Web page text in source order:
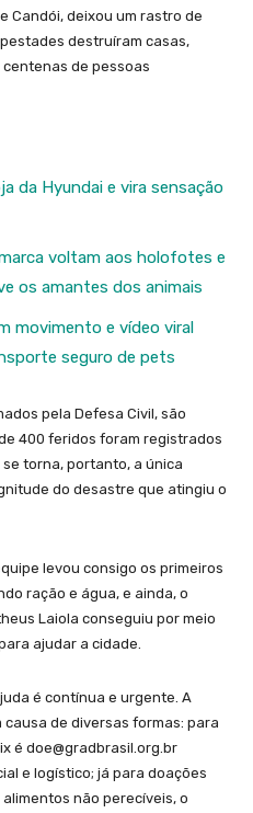
Candói, deixou um rastro de
destruíram casas,
de pessoas
da Hyundai e vira sensação
voltam aos holofotes e
os amantes dos animais
movimento e vídeo viral
seguro de pets
pela Defesa Civil, são
400 feridos foram registrados
torna, portanto, a única
do desastre que atingiu o
levou consigo os primeiros
ração e água, e ainda, o
Laiola conseguiu por meio
ajudar a cidade.
é contínua e urgente. A
de diversas formas: para
é doe@gradbrasil.org.br
e logístico; já para doações
não perecíveis, o